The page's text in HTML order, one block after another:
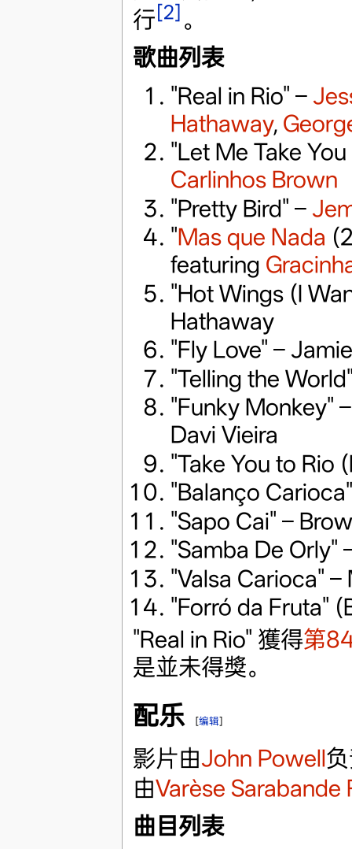
行 [2] 。
歌曲列表
"Real in Rio" –
Hathaway,
"Let Me Take
Carlinhos Brown
"Pretty Bird" –
"Mas que Nada
featuring
"Hot Wings (I
Hathaway
"Fly Love" –
"Telling the
"Funky Monkey"
Davi Vieira
"Take You to Rio
"Balanço
"Sapo Cai" –
"Samba De Orly"
"Valsa Carioca" –
"Forró da Fruta"
"Real in Rio" 獲得第
是並未得獎。
配乐 [编辑]
影片由John Powell
由Varèse Sarabande
曲目列表